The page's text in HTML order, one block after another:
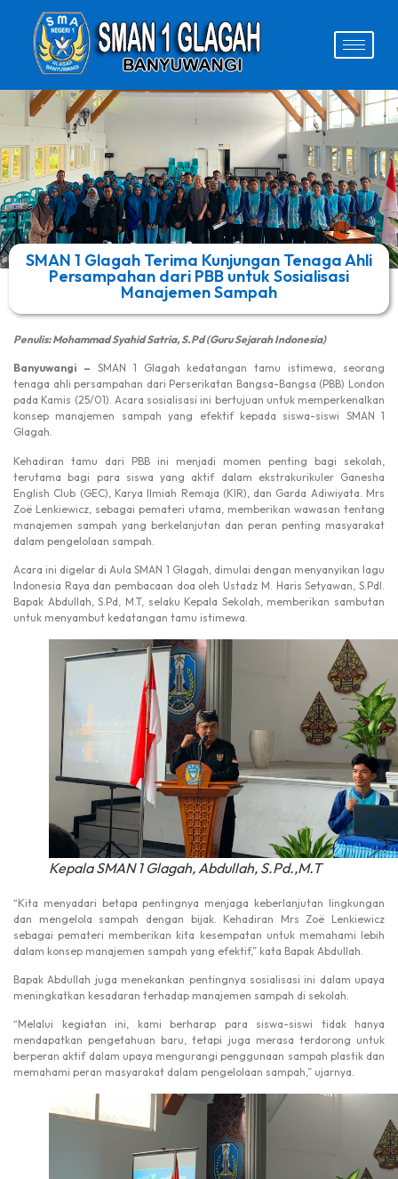
SMAN 1 Glagah Terima Kunjungan Tenaga Ahli
Persampahan dari PBB untuk Sosialisasi
Manajemen Sampah
Penulis: Mohammad Syahid Satria, S.Pd (Guru Sejarah Indonesia)
Banyuwangi – SMAN 1 Glagah kedatangan tamu istimewa, seorang
tenaga ahli persampahan dari Perserikatan Bangsa-Bangsa (PBB) London
pada Kamis (25/01). Acara sosialisasi ini bertujuan untuk memperkenalkan
konsep manajemen sampah yang efektif kepada siswa-siswi SMAN 1
Glagah.
Kehadiran tamu dari PBB ini menjadi momen penting bagi sekolah,
terutama bagi para siswa yang aktif dalam ekstrakurikuler Ganesha
English Club (GEC), Karya Ilmiah Remaja (KIR), dan Garda Adiwiyata. Mrs
Zoë Lenkiewicz, sebagai pemateri utama, memberikan wawasan tentang
manajemen sampah yang berkelanjutan dan peran penting masyarakat
dalam pengelolaan sampah.
Acara ini digelar di Aula SMAN 1 Glagah, dimulai dengan menyanyikan lagu
Indonesia Raya dan pembacaan doa oleh Ustadz M. Haris Setyawan, S.PdI.
Bapak Abdullah, S.Pd, M.T, selaku Kepala Sekolah, memberikan sambutan
untuk menyambut kedatangan tamu istimewa.
Kepala SMAN 1 Glagah, Abdullah, S.Pd.,M.T
“Kita menyadari betapa pentingnya menjaga keberlanjutan lingkungan
dan mengelola sampah dengan bijak. Kehadiran Mrs Zoë Lenkiewicz
sebagai pemateri memberikan kita kesempatan untuk memahami lebih
dalam konsep manajemen sampah yang efektif,” kata Bapak Abdullah.
Bapak Abdullah juga menekankan pentingnya sosialisasi ini dalam upaya
meningkatkan kesadaran terhadap manajemen sampah di sekolah.
“Melalui kegiatan ini, kami berharap para siswa-siswi tidak hanya
mendapatkan pengetahuan baru, tetapi juga merasa terdorong untuk
berperan aktif dalam upaya mengurangi penggunaan sampah plastik dan
memahami peran masyarakat dalam pengelolaan sampah,” ujarnya.